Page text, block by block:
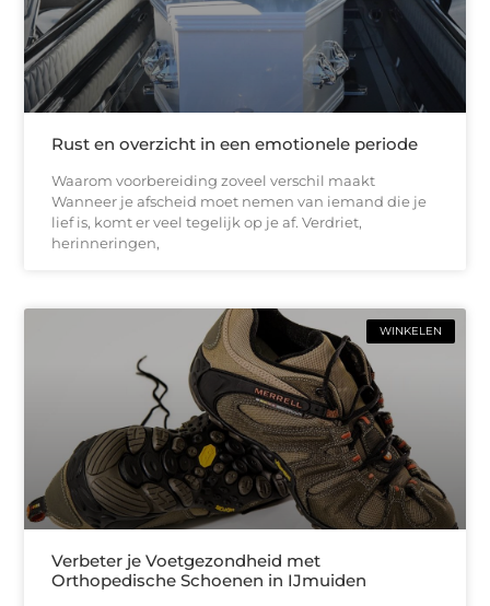
Rust en overzicht in een emotionele periode
Waarom voorbereiding zoveel verschil maakt
Wanneer je afscheid moet nemen van iemand die je
lief is, komt er veel tegelijk op je af. Verdriet,
herinneringen,
WINKELEN
Verbeter je Voetgezondheid met
Orthopedische Schoenen in IJmuiden